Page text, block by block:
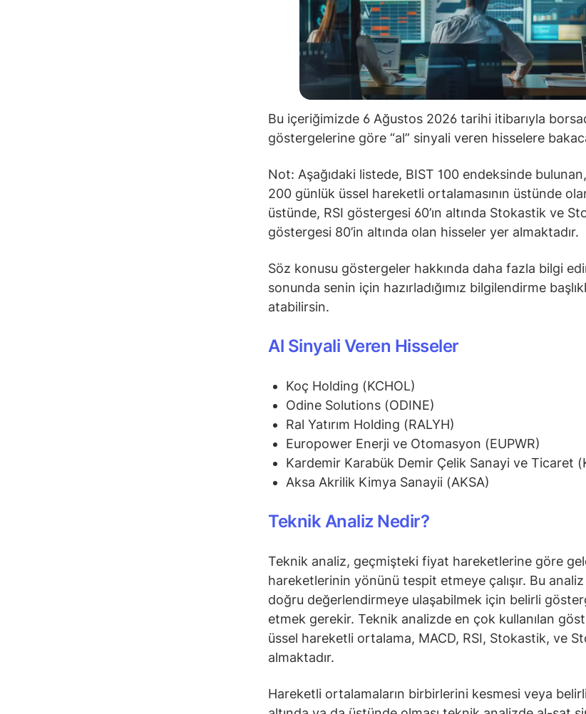
Bu içeriğimizde 6 Ağustos 2026 tarihi itibarıyla
göstergelerine göre “al” sinyali veren hisselere
Not: Aşağıdaki listede, BIST 100 endeksinde
200 günlük üssel hareketli ortalamasının üstünde
üstünde, RSI göstergesi 60’ın altında Stokastik ve
göstergesi 80’in altında olan hisseler yer almaktadır.
Söz konusu göstergeler hakkında daha fazla bilgi
sonunda senin için hazırladığımız bilgilendirme
atabilirsin.
Al Sinyali Veren Hisseler
Koç Holding (KCHOL)
Odine Solutions (ODINE)
Ral Yatırım Holding (RALYH)
Europower Enerji ve Otomasyon (EUPWR)
Kardemir Karabük Demir Çelik Sanayi ve Ticaret
Aksa Akrilik Kimya Sanayii (AKSA)
Teknik Analiz Nedir?
Teknik analiz, geçmişteki fiyat hareketlerine göre
hareketlerinin yönünü tespit etmeye çalışır. Bu
doğru değerlendirmeye ulaşabilmek için belirli
etmek gerekir. Teknik analizde en çok kullanılan
üssel hareketli ortalama, MACD, RSI, Stokastik, ve
almaktadır.
Hareketli ortalamaların birbirlerini kesmesi veya